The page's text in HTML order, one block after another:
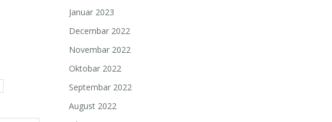
Januar 2023
Decembar 2022
Novembar 2022
Oktobar 2022
Septembar 2022
August 2022